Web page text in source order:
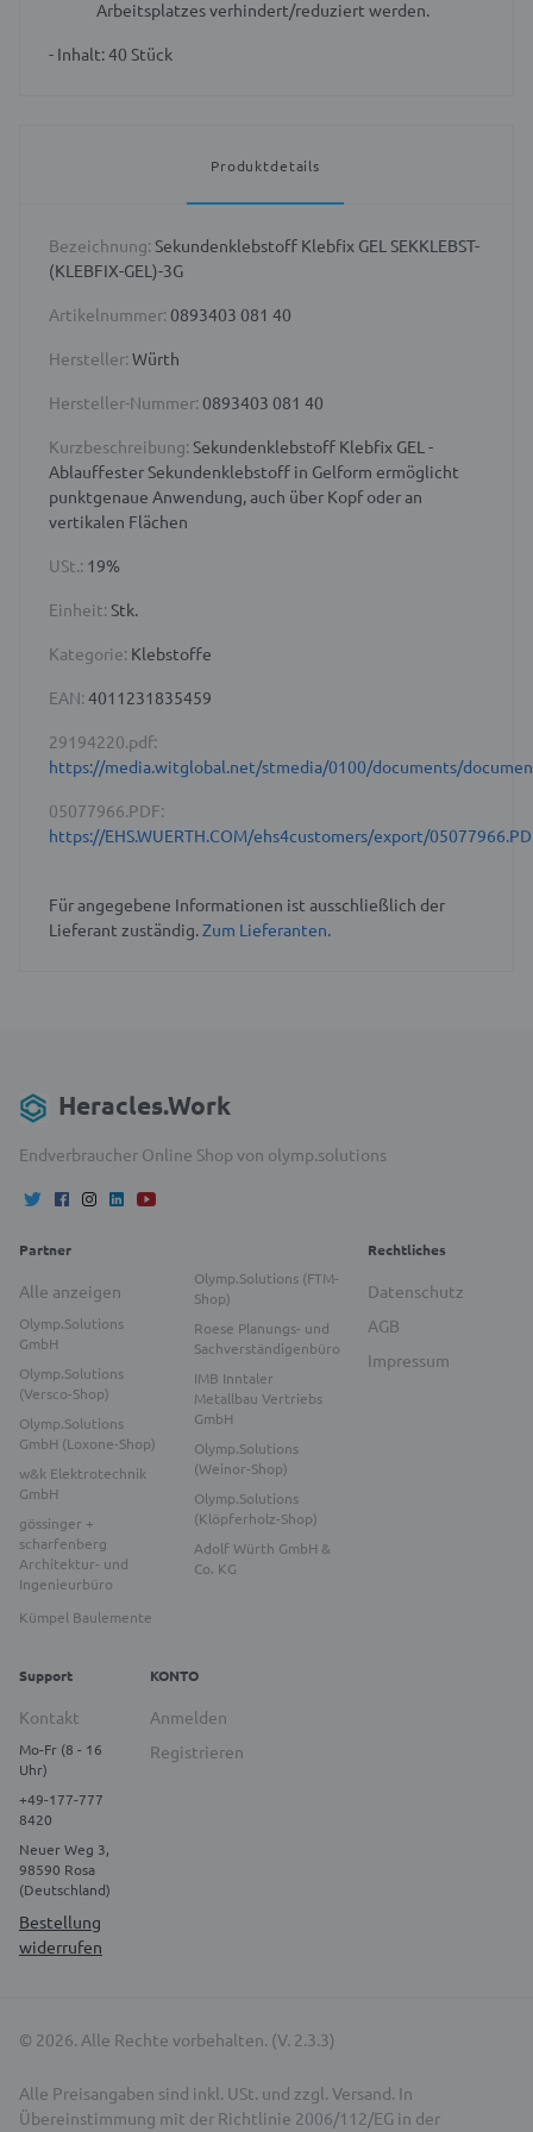
Arbeitsplatzes verhindert/reduziert werden.
- Inhalt: 40 Stück
Produktdetails
Bezeichnung: Sekundenklebstoff Klebfix GEL SEKKLEBST-
(KLEBFIX-GEL)-3G
Artikelnummer: 0893403 081 40
Hersteller: Würth
Hersteller-Nummer: 0893403 081 40
Kurzbeschreibung: Sekundenklebstoff Klebfix GEL -
Ablauffester Sekundenklebstoff in Gelform ermöglicht
punktgenaue Anwendung, auch über Kopf oder an
vertikalen Flächen
USt.: 19%
Einheit: Stk.
Kategorie: Klebstoffe
EAN: 4011231835459
29194220.pdf:
https://media.witglobal.net/stmedia/0100/documents/
05077966.PDF:
https://EHS.WUERTH.COM/ehs4customers/export/
Für angegebene Informationen ist ausschließlich der
Lieferant zuständig.Zum Lieferanten.
Heracles.Work
Endverbraucher Online Shop von olymp.solutions
Partner
Alle anzeigen
Olymp.Solutions
GmbH
Olymp.Solutions
(Versco-Shop)
Olymp.Solutions
GmbH (Loxone-Shop)
w&k Elektrotechnik
GmbH
gössinger +
scharfenberg
Architektur- und
Ingenieurbüro
Kümpel Baulemente
Olymp.Solutions (FTM-
Shop)
Roese Planungs- und
Sachverständigenbüro
IMB Inntaler
Metallbau Vertriebs
GmbH
Olymp.Solutions
(Weinor-Shop)
Olymp.Solutions
(Klöpferholz-Shop)
Adolf Würth GmbH &
Co. KG
Rechtliches
Datenschutz
AGB
Impressum
Support
Kontakt
Mo-Fr (8 - 16
Uhr)
+49-177-777
8420
Neuer Weg 3,
98590 Rosa
(Deutschland)
Bestellung
widerrufen
KONTO
Anmelden
Registrieren
© 2026. Alle Rechte vorbehalten. (V. 2.3.3)
Alle Preisangaben sind inkl. USt. und zzgl. Versand. In
Übereinstimmung mit der Richtlinie 2006/112/EG in der